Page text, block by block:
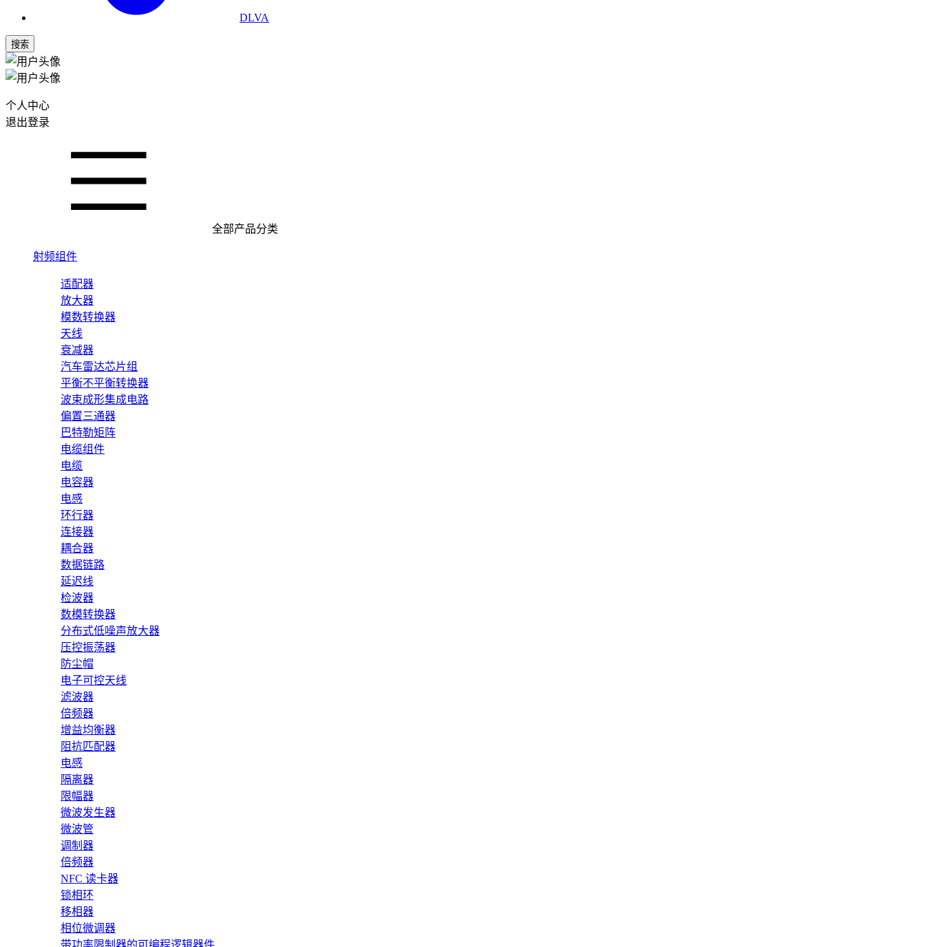
DLVA
搜索
个人中心
退出登录
全部产品分类
射频组件
适配器
放大器
模数转换器
天线
衰减器
汽车雷达芯片组
平衡不平衡转换器
波束成形集成电路
偏置三通器
巴特勒矩阵
电缆组件
电缆
电容器
电感
环行器
连接器
耦合器
数据链路
延迟线
检波器
数模转换器
分布式低噪声放大器
压控振荡器
防尘帽
电子可控天线
滤波器
倍频器
增益均衡器
阻抗匹配器
电感
隔离器
限幅器
微波发生器
微波管
调制器
倍频器
NFC 读卡器
锁相环
移相器
相位微调器
带功率限制器的可编程逻辑器件